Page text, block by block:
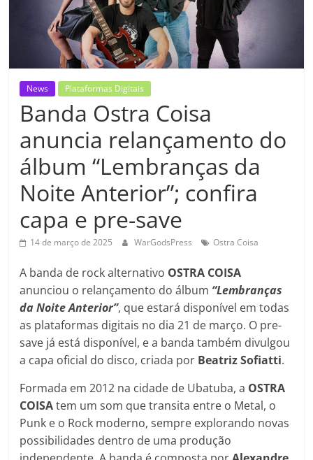
News Plataformas Digitais
Banda Ostra Coisa
anuncia relançamento do
álbum “Lembranças da
Noite Anterior”; confira
capa e pre-save
14 de março de 2025 WarGodsPress Ostra Coisa
A banda de rock alternativo OSTRA COISA
anunciou o relançamento do álbum “Lembranças
da Noite Anterior”, que estará disponível em todas
as plataformas digitais no dia 21 de março. O pre-
save já está disponível, e a banda também divulgou
a capa oficial do disco, criada por Beatriz Sofiatti.
Formada em 2012 na cidade de Ubatuba, a OSTRA
COISAtem um som que transita entre o Metal, o
Punk e o Rock moderno, sempre explorando novas
possibilidades dentro de uma produção